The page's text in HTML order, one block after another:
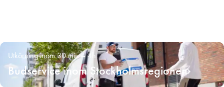
Utkörning inom 30 min – 4h
Budservice inom Stockholmsregionen